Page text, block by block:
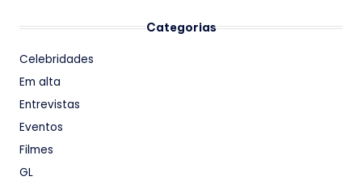
Categorias
Celebridades
Em alta
Entrevistas
Eventos
Filmes
GL